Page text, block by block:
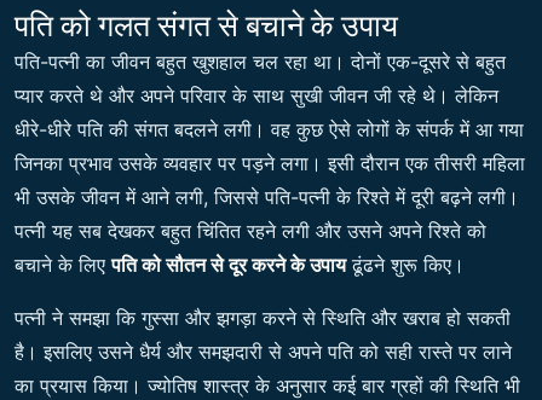
पति को गलत संगत से बचाने के उपाय
पति-पत्नी का जीवन बहुत खुशहाल चल रहा था। दोनों एक-दूसरे से बहुत
प्यार करते थे और अपने परिवार के साथ सुखी जीवन जी रहे थे। लेकिन
धीरे-धीरे पति की संगत बदलने लगी। वह कुछ ऐसे लोगों के संपर्क में आ गया
जिनका प्रभाव उसके व्यवहार पर पड़ने लगा। इसी दौरान एक तीसरी महिला
भी उसके जीवन में आने लगी, जिससे पति-पत्नी के रिश्ते में दूरी बढ़ने लगी।
पत्नी यह सब देखकर बहुत चिंतित रहने लगी और उसने अपने रिश्ते को
बचाने के लिएपति को सौतन से दूर करने के उपायढूंढने शुरू किए।
पत्नी ने समझा कि गुस्सा और झगड़ा करने से स्थिति और खराब हो सकती
है। इसलिए उसने धैर्य और समझदारी से अपने पति को सही रास्ते पर लाने
का प्रयास किया। ज्योतिष शास्त्र के अनुसार कई बार ग्रहों की स्थिति भी